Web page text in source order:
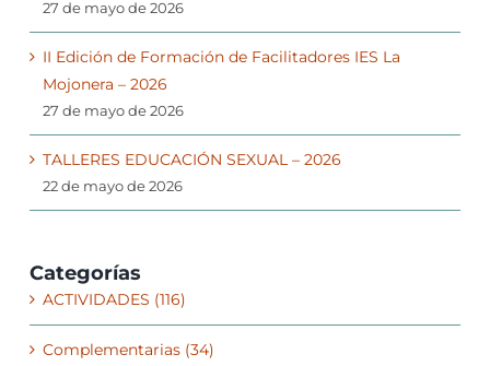
27 de mayo de 2026
II Edición de Formación de Facilitadores IES La
Mojonera – 2026
27 de mayo de 2026
TALLERES EDUCACIÓN SEXUAL – 2026
22 de mayo de 2026
Categorías
ACTIVIDADES (116)
Complementarias (34)